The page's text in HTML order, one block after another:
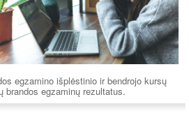
egzamino išplėstinio ir bendrojo kursų
brandos egzaminų rezultatus.